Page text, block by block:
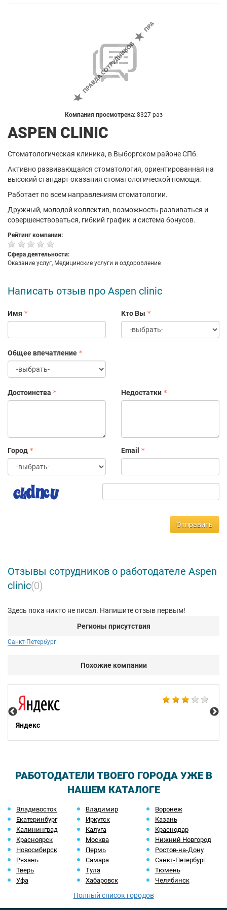
Компания просмотрена: 8327 раз
ASPEN CLINIC
Стоматологическая клиника, в Выборгском районе СПб.
Активно развивающаяся стоматология, ориентированная на
высокий стандарт оказания стоматологической помощи.
Работает по всем направлениям стоматологии.
Дружный, молодой коллектив, возможность развиваться и
совершенствоваться, гибкий график и система бонусов.
Рейтинг компании:
Сфера деятельности:
Оказание услуг, Медицинские услуги и оздоровление
Написать отзыв про Aspen clinic
Имя Кто Вы
Общее впечатление
Достоинства Недостатки
Город Email
Отправить
Отзывы сотрудников о работодателе Aspen
clinic(0)
Здесь пока никто не писал. Напишите отзыв первым!
Регионы присутствия
Санкт-Петербург
Похожие компании
Яндекс
РАБОТОДАТЕЛИ ТВОЕГО ГОРОДА УЖЕ В
НАШЕМ КАТАЛОГЕ
Владивосток Владимир
Воронеж
Екатеринбург
Иркутск
Казань
Калининград
Калуга
Краснодар
Красноярск
Москва
Нижний Новгород
Новосибирск
Пермь
Ростов-на-Дону
Рязань
Самара
Санкт-Петербург
Тверь
Тула
Тюмень
Уфа
Хабаровск Челябинск
Полный список городов